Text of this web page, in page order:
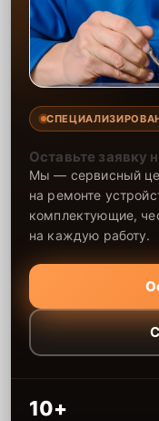
Оставьте заявку
Мы — сервисный
на ремонте
комплектующие,
на каждую работу.
10+